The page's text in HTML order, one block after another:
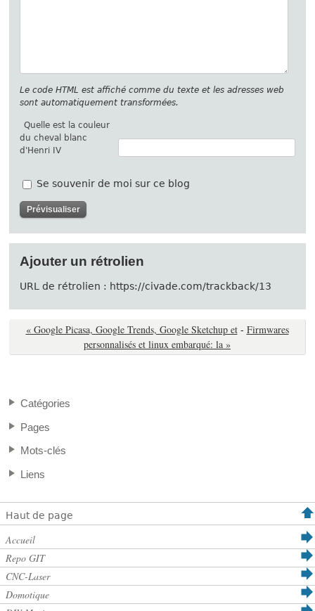
Le code HTML est affiché comme du texte et les adresses web
sont automatiquement transformées.
Quelle est la couleur
du cheval blanc
d'Henri IV
Se souvenir de moi sur ce blog
Ajouter un rétrolien
URL de rétrolien : https://civade.com/trackback/13
« Google Picasa, Google Trends, Google Sketchup et - Firmwares
personnalisés et linux embarqué: la »
Catégories
Pages
Mots-clés
Liens
Haut de page
Accueil
Repo GIT
CNC-Laser
Domotique